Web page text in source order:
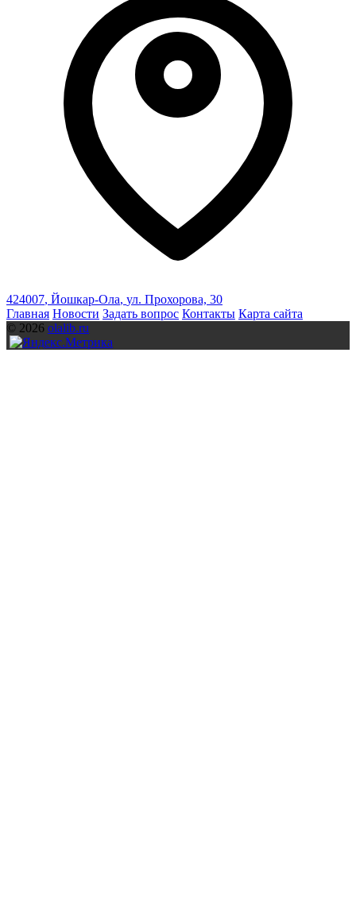
424007, Йошкар-Ола, ул. Прохорова, 30
Главная Новости Задать вопрос Контакты Карта сайта
© 2026 olalib.ru